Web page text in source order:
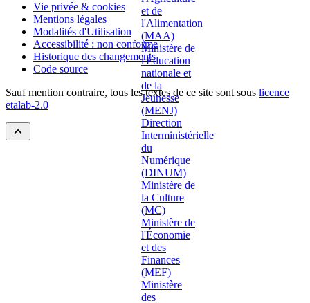
Vie privée & cookies
Mentions légales
Modalités d'Utilisation
Accessibilité : non conforme
Historique des changements
Code source
Sauf mention contraire, tous les textes de ce site sont sous licence
etalab-2.0